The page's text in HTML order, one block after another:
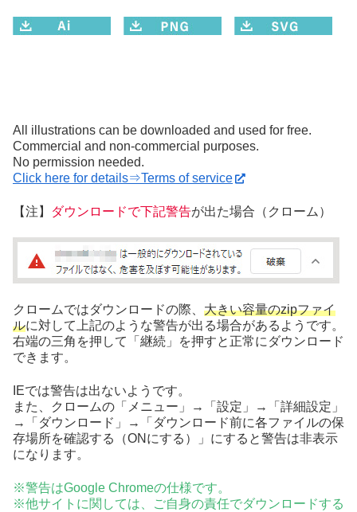
All illustrations can be downloaded and used for free.
Commercial and non-commercial purposes.
No permission needed.
Click here for details⇒Terms of service
【注】 ダウンロードで下記警告が出た場合（クローム）
クロームではダウンロードの際、 大きい容量のzipファイ
ルに対して上記のような警告が出る場合があるようです。
右端の三角を押して「継続」を押すと正常にダウンロード
できます。
IEでは警告は出ないようです。
また、クロームの「メニュー」→「設定」→「詳細設定」
→「ダウンロード」→「ダウンロード前に各ファイルの保
存場所を確認する（ONにする）」にすると警告は非表示
になります。
※警告はGoogle Chromeの仕様です。
※他サイトに関しては、ご自身の責任でダウンロードする